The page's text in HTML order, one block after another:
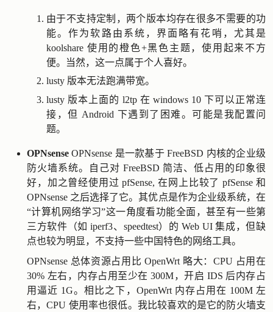
由于不支持定制，两个版本均存在很多不需要的功
能。作为软路由系统，界面略有花哨，尤其是
koolshare 使用的橙色+黑色主题，使用起来不方
便。当然，这一点属于个人喜好。
lusty 版本无法跑满带宽。
lusty 版本上面的 l2tp 在 windows 10 下可以正常连
接，但 Android 下遇到了困难。可能是我配置问
题。
OPNsense OPNsense 是一款基于 FreeBSD 内核的企业级
防火墙系统。自己对 FreeBSD 简洁、低占用的印象很
好，加之曾经使用过 pfSense, 在网上比较了 pfSense 和
OPNsense 之后选择了它。其优点是作为企业级系统，在
“计算机网络学习”这一角度看功能全面，甚至有一些第
三方软件（如 iperf3、speedtest）的 Web UI 集成，但缺
点也较为明显，不支持一些中国特色的网络工具。
OPNsense 总体资源占用比 OpenWrt 略大：CPU 占用在
30% 左右，内存占用至少在 300M，开启 IDS 后内存占
用逼近 1G。相比之下，OpenWrt 内存占用在 100M 左
右，CPU 使用率也很低。我比较喜欢的是它的防火墙支